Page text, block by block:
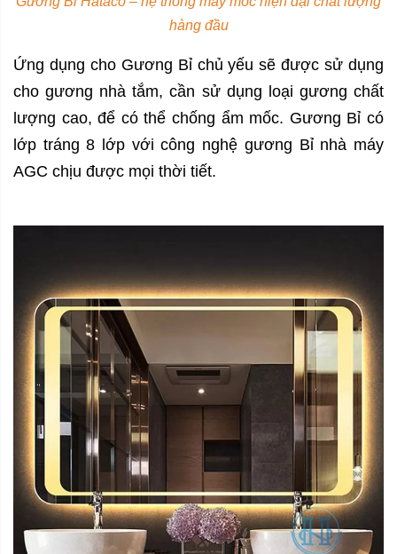
hàng đầu
Ứng dụng cho Gương Bỉ chủ yếu sẽ được sử dụng
cho gương nhà tắm, cần sử dụng loại gương chất
lượng cao, để có thể chống ẩm mốc. Gương Bỉ có
lớp tráng 8 lớp với công nghệ gương Bỉ nhà máy
AGC chịu được mọi thời tiết.